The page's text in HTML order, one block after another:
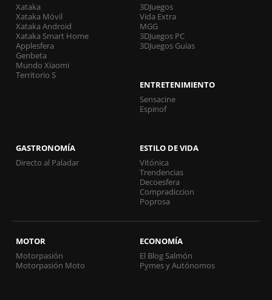
Xataka
Xataka Móvil
Xataka Android
Xataka Smart Home
Applesfera
Genbeta
Mundo Xiaomi
Territorio S
3DJuegos
Vida Extra
MGG
3DJuegos PC
3DJuegos Guías
ENTRETENIMIENTO
Sensacine
Espinof
GASTRONOMÍA
Directo al Paladar
ESTILO DE VIDA
Vitónica
Trendencias
Decoesfera
Compradiccion
Poprosa
MOTOR
Motorpasión
Motorpasión Moto
ECONOMÍA
El Blog Salmón
Pymes y Autónomos